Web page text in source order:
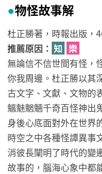
●物怪故事解
杜正勝著，時報出版，
推薦原因： 知 樂
無論信不信世間有怪，
你我周邊。杜正勝以其
古文字、文獻、文物的
魑魅魍魎千奇百怪神出
身後心底面對外在世界
時空之中各種怪譚異事
消彼長闡明了時代的變
故事的，腦海心象中都